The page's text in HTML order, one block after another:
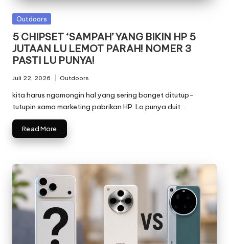
Posted
Outdoors
5 CHIPSET ‘SAMPAH’ YANG BIKIN HP 5
JUTAAN LU LEMOT PARAH! NOMER 3
PASTI LU PUNYA!
Juli 22, 2026
Posted
in
Outdoors
kita harus ngomongin hal yang sering banget ditutup-
tutupin sama marketing pabrikan HP. Lo punya duit…
Read More